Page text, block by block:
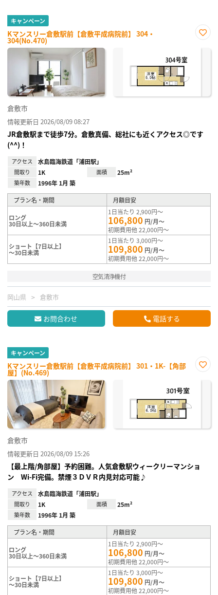
キャンペーン
Kマンスリー倉敷駅前【倉敷平成病院前】 304・
304(No.470)
に入
倉敷市
情報更新日 2026/08/09 08:27
JR倉敷駅まで徒歩7分。倉敷真備、総社にも近くアクセス◎です
(^^)！
アクセス 水島臨海鉄道「浦田駅」
間取り 1K 面積 25m²
築年数 1996年 1月 築
プラン名・期間 月額目安
ロング
30日以上～360日未満
1日当たり 2,900円～
106,800 円/月～
初期費用他 22,000円～
ショート【7日以上】
～30日未満
1日当たり 3,000円～
109,800 円/月～
初期費用他 22,000円～
空気清浄機付
岡山県 倉敷市
お問合わせ 電話する
キャンペーン
Kマンスリー倉敷駅前【倉敷平成病院前】 301・1K-【角部
屋】(No.469)
に入
倉敷市
情報更新日 2026/08/09 15:26
【最上階/角部屋】予約困難。人気倉敷駅ウィークリーマンショ
ン Wi-Fi完備。禁煙３ＤＶＲ内見対応可能♪
アクセス 水島臨海鉄道「浦田駅」
間取り 1K 面積 25m²
築年数 1996年 1月 築
プラン名・期間 月額目安
ロング
30日以上～360日未満
1日当たり 2,900円～
106,800 円/月～
初期費用他 22,000円～
ショート【7日以上】
～30日未満
1日当たり 3,000円～
109,800 円/月～
初期費用他 22,000円～